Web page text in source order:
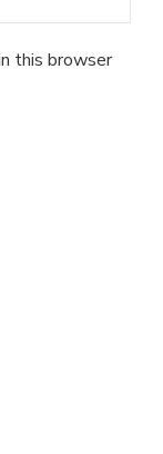
this browser